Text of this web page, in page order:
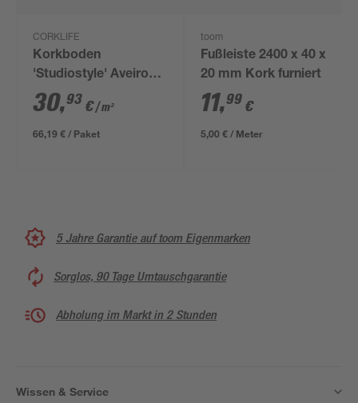
CORKLIFE
Korkboden
'Studiostyle' Aveiro
creme braun 10,5 mm
30,93 €/ m²
66,19 € / Paket
toom
Fußleiste 2400 x 40 x
20 mm Kork furniert
11,99 €
5,00 € / Meter
5 Jahre Garantie auf toom Eigenmarken
Sorglos, 90 Tage Umtauschgarantie
Abholung im Markt in 2 Stunden
Wissen & Service